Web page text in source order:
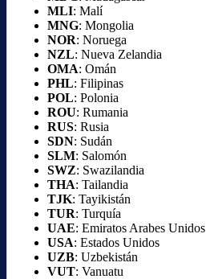
MLI: Malí
MNG: Mongolia
NOR: Noruega
NZL: Nueva Zelandia
OMA: Omán
PHL: Filipinas
POL: Polonia
ROU: Rumania
RUS: Rusia
SDN: Sudán
SLM: Salomón
SWZ: Swazilandia
THA: Tailandia
TJK: Tayikistán
TUR: Turquía
UAE: Emiratos Arabes Unidos
USA: Estados Unidos
UZB: Uzbekistán
VUT: Vanuatu